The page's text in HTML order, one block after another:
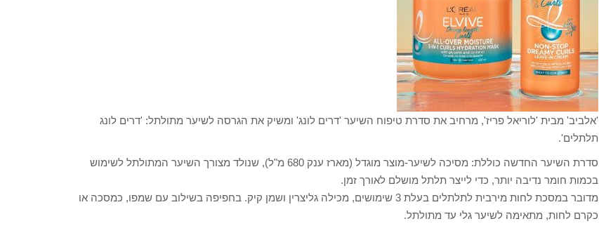
'אלביב' מבית 'לוריאל פריז', מרחיב את סדרת טיפוח השיער 'דרים לונג' ומשיק את הגרסה לשיער מתולתל: 'דרים לונג
תלתלים'.
סדרת השיער החדשה כוללת: מסיכה לשיער-מוצר מוגדל (מארז ענק 680 מ"ל), שנולד מצורך השיער המתולתל לשימוש
בכמות חומר נדיבה יותר, כדי לייצר תלתל מושלם לאורך זמן.
מדובר במסכת לחות מירבית לתלתלים בעלת 3 שימושים, מכילה גליצרין ושמן קיק. בחפיפה בשילוב עם שמפו, כמסכה או
כקרם לחות, מתאימה לשיער גלי עד מתולתל.